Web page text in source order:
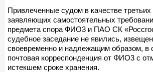
Привлеченные судом в качестве
заявляющих самостоятельных
предмета спора ФИО3 и ПАО СК
судебное заседание не явились,
своевременно и надлежащим образом, в
почтовая корреспонденция от ФИО3 с
истекшем сроке хранения.